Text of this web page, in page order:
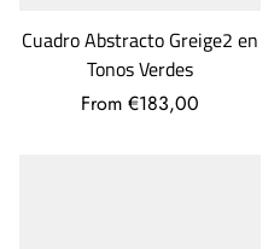
Cuadro Abstracto Greige2 en
Tonos Verdes
From €183,00